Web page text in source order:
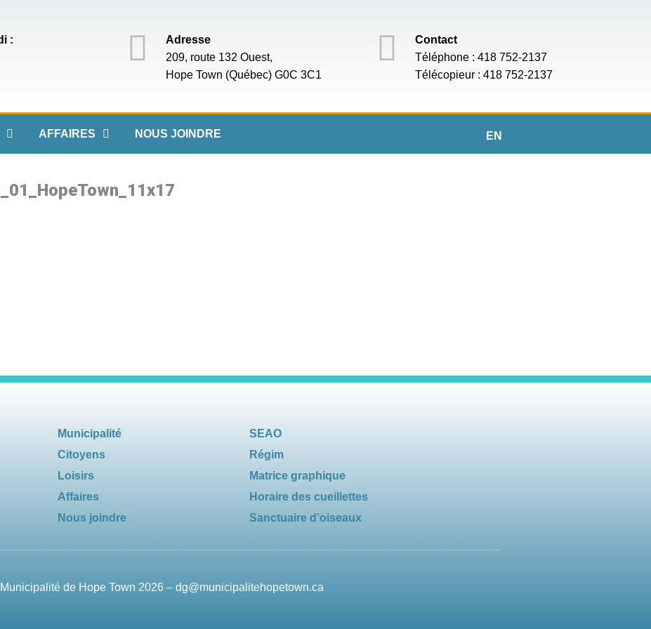
:
Adresse
209, route 132 Ouest,
Hope Town (Québec) G0C 3C1
Contact
Téléphone : 418 752-2137
Télécopieur : 418 752-2137
AFFAIRES NOUS JOINDRE EN
Municipalité
Citoyens
Loisirs
Affaires
Nous joindre
SEAO
Régim
Matrice graphique
Horaire des cueillettes
Sanctuaire d’oiseaux
de Hope Town 2026 – dg@municipalitehopetown.ca